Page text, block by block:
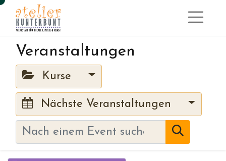
Veranstaltungen
Kurse
Nächste Veranstaltungen